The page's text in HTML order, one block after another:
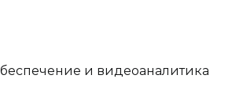
и видеоаналитика